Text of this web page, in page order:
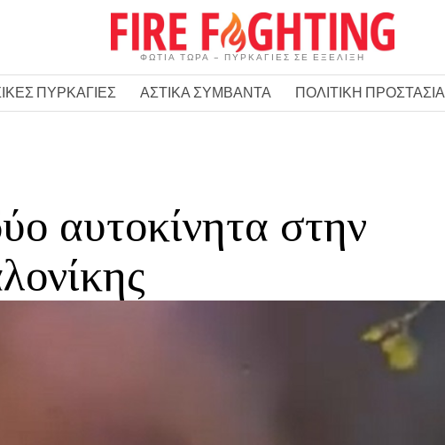
ΦΩΤΙΑ ΤΩΡΑ – ΠΥΡΚΑΓΙΕΣ ΣΕ ΕΞΕΛΙΞΗ
ΠΥΡΚΑΓΙΕΣ ΑΣΤΙΚΑ ΣΥΜΒΑΝΤΑ ΠΟΛΙΤΙΚΗ ΠΡΟΣΤΑΣΙΑ
αυτοκίνητα στην